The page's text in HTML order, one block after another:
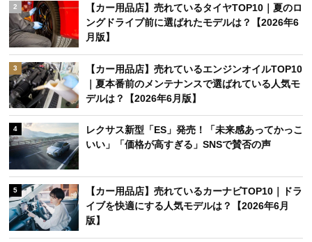
2
【カー用品店】売れているタイヤTOP10｜夏のロ
ングドライブ前に選ばれたモデルは？【2026年6
月版】
3
【カー用品店】売れているエンジンオイルTOP10
｜夏本番前のメンテナンスで選ばれている人気モ
デルは？【2026年6月版】
4
レクサス新型「ES」発売！「未来感あってかっこ
いい」「価格が高すぎる」SNSで賛否の声
5
【カー用品店】売れているカーナビTOP10｜ドラ
イブを快適にする人気モデルは？【2026年6月
版】